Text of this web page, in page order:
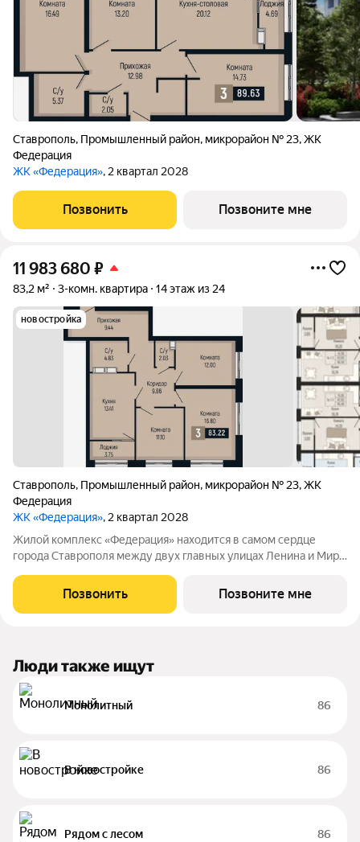
Ставрополь, Промышленный район, микрорайон № 23,ЖК
Федерация
ЖК «Федерация», 2 квартал 2028
Позвонить Позвоните мне
11 983 680 ₽
83,2 м² 3-комн. квартира 14 этаж из 24
новостройка
Ставрополь, Промышленный район, микрорайон № 23,ЖК
Федерация
ЖК «Федерация», 2 квартал 2028
Жилой комплекс «Федерация» находится в самом сердце
города Ставрополя между двух главных улицах Ленина и Мира,
Доваторцев. Зеленый двор способен придать новый уровень
качеству жизни, а его хозяину
Позвонить Позвоните мне
Люди также ищут
Монолитный 86
В новостройке 86
Рядом с лесом 86